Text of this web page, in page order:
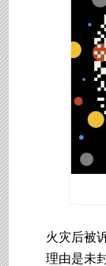
火灾后被诉
理由是未封